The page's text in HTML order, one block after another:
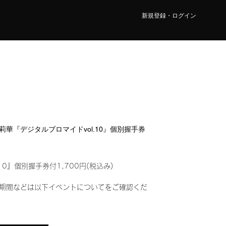
新規登録・ログイン
華『デジタルブロマイドvol.10』個別握手券
』個別握手券付1,700円(税込み)
間などは以下イベントについてをご確認くだ